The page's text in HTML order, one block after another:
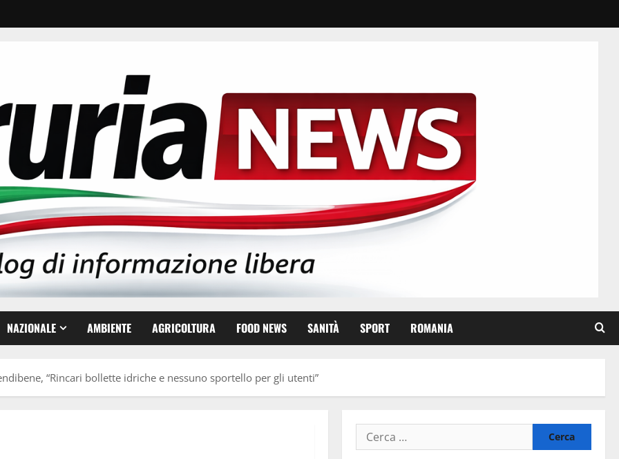
NAZIONALE AMBIENTE AGRICOLTURA FOOD NEWS SANITÀ SPORT ROMANIA
“Rincari bollette idriche e nessuno sportello per gli utenti”
Ricerca
per: